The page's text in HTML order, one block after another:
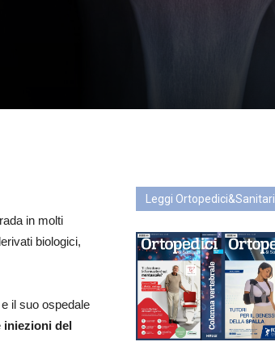
in molti
biologici,
il suo ospedale
iniezioni del
Leggi Ortopedici&Sanitari